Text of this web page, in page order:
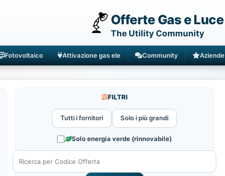
Offerte Gas e Luce
The Utility Community
Fotovoltaico Attivazione gas ele Community Aziende
FILTRI
Tutti i fornitori Solo i più grandi
Solo energia verde (rinnovabile)